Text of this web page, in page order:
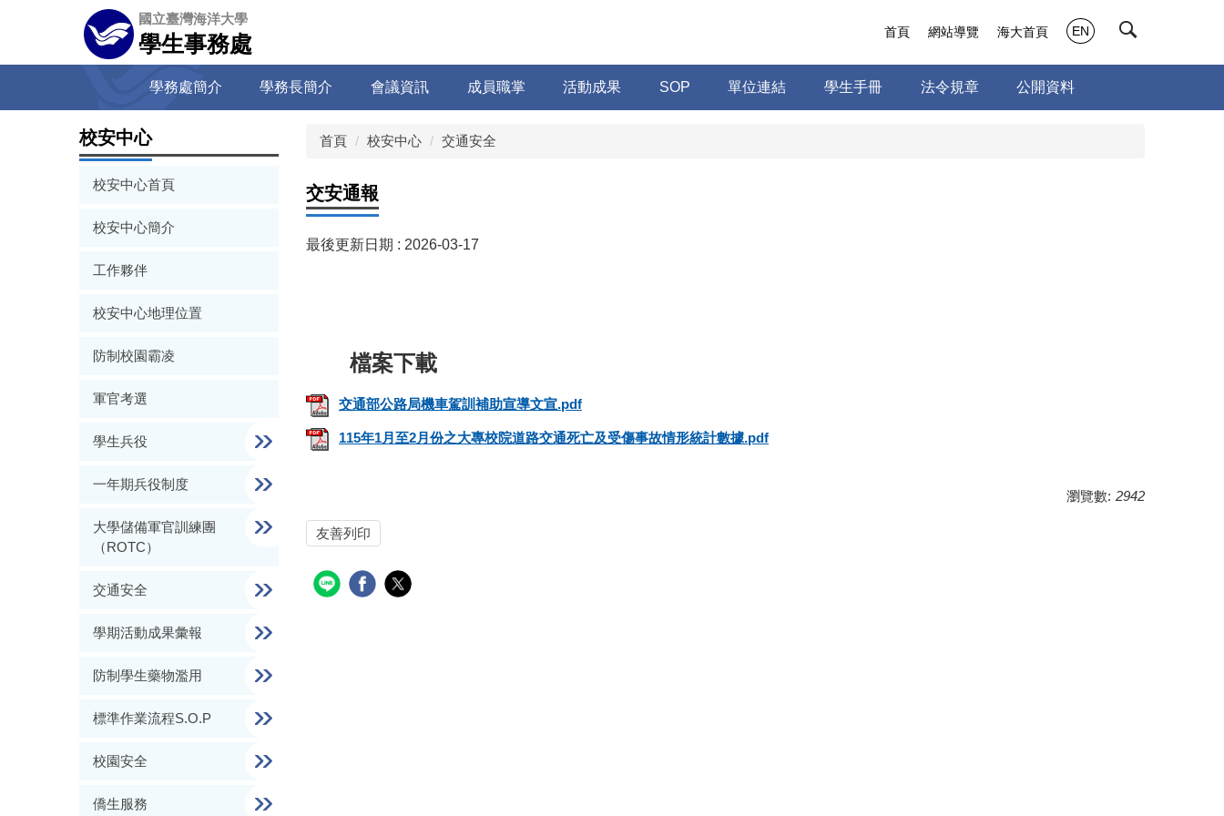
容
國立臺灣海洋大學
學生事務處
學務處簡介 學務長簡介 會議資訊 成員職掌 活動成果 SOP 單位連結 學生手冊 法令規章 公開資料
首頁 網站導覽 海大首頁 EN
校安中心
校安中心首頁
校安中心簡介
工作夥伴
校安中心地理位置
防制校園霸凌
軍官考選
學生兵役
一年期兵役制度
大學儲備軍官訓練團
（ROTC）
交通安全
學期活動成果彙報
防制學生藥物濫用
標準作業流程S.O.P
校園安全
僑生服務
首頁 校安中心 交通安全
交安通報
最後更新日期 : 2026-03-17
交通部公路局機車駕訓補助宣導文宣.pdf
115年1月至2月份之大專校院道路交通死亡及受傷事故情形統計數據.pdf
瀏覽數: 2942
友善列印